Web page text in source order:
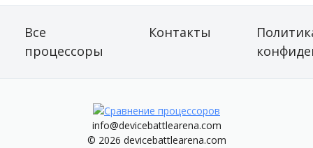
Все
процессоры
Контакты
info@devicebattlearena.com
© 2026 devicebattlearena.com